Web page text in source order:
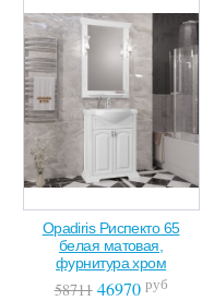
Opadiris Риспекто 65
белая матовая,
фурнитура хром
5871146970 руб